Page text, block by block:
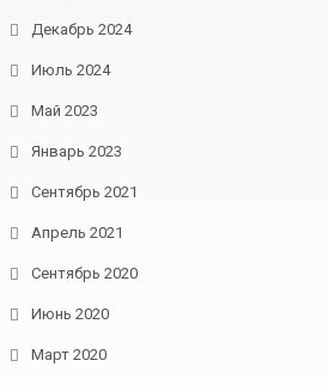
Декабрь 2024
Июль 2024
Май 2023
Январь 2023
Сентябрь 2021
Апрель 2021
Сентябрь 2020
Июнь 2020
Март 2020